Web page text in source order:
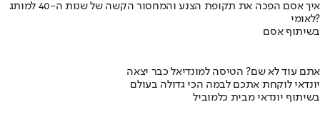
איך אסם הפכה את תקופת הצנע והמחסור הקשה של שנות ה-40 למותג
לאומי?
בשיתוף אסם
אתם עוד לא שם? הטיסה למונדיאל כבר יצאה
יונדאי לוקחת אתכם לבמה הכי גדולה בעולם
בשיתוף יונדאי מבית כלמוביל